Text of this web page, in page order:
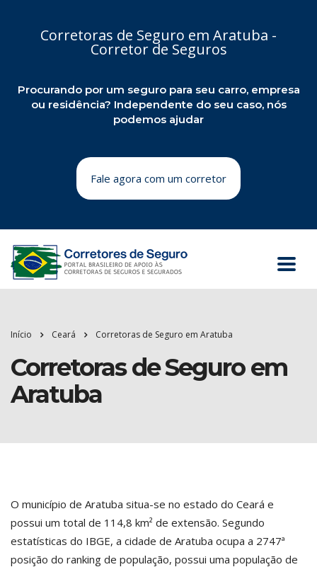
Corretoras de Seguro em Aratuba -
Corretor de Seguros
Procurando por um seguro para seu carro, empresa
ou residência? Independente do seu caso, nós
podemos ajudar
Fale agora com um corretor
Início Ceará Corretoras de Seguro em Aratuba
Corretoras de Seguro em
Aratuba
O município de Aratuba situa-se no estado do Ceará e
possui um total de 114,8 km² de extensão. Segundo
estatísticas do IBGE, a cidade de Aratuba ocupa a 2747ª
posição do ranking de população, possui uma população de